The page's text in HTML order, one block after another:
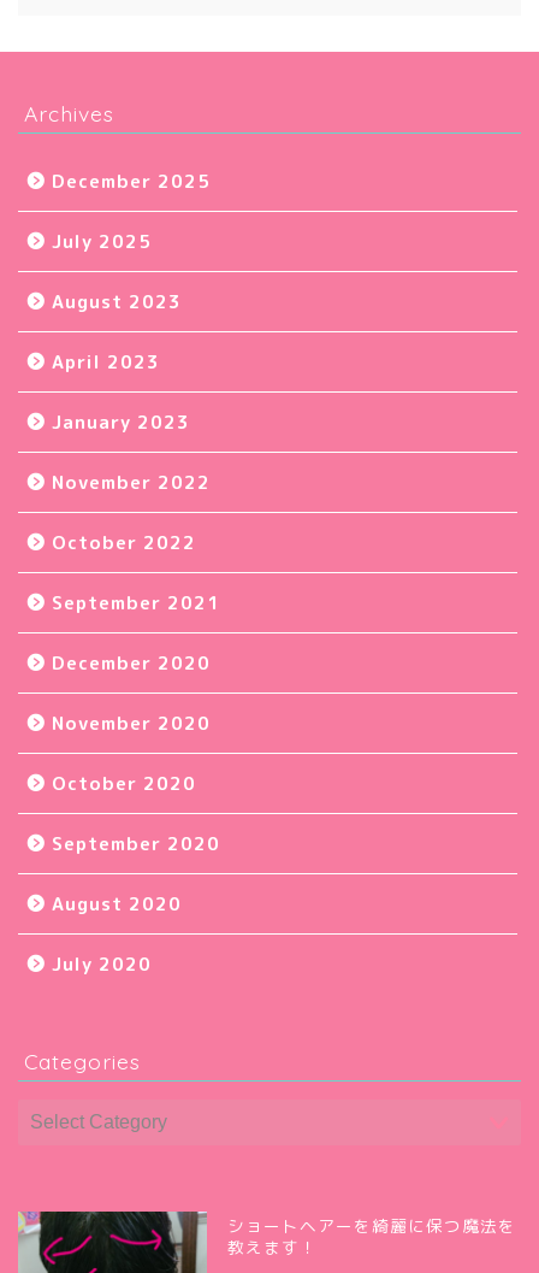
Archives
December 2025
July 2025
August 2023
April 2023
January 2023
November 2022
October 2022
September 2021
December 2020
November 2020
October 2020
September 2020
August 2020
July 2020
Categories
ショートヘアーを綺麗に保つ魔法を
教えます！